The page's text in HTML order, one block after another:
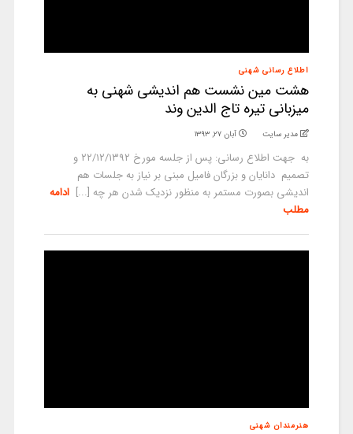
اطلاع رسانی شهنی
هشت مین نشست هم اندیشی شهنی به
میزبانی تیره تاج الدین وند
مدیر سایت آبان ۲۷, ۱۳۹۳
به جهت اطلاع رسانی: پس از جلسه مورخ ۲۲/۱۲/۱۳۹۲ و
تصمیم دانایان و بزرگان فامیل مبنی بر نیاز به جلسات هم
اندیشی بصورت مستمر به منظور نزدیک شدن هر چه [...] ادامه
مطلب
هنرمندان شهنی